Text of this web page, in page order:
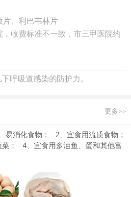
片、利巴韦林片
，收费标准不一致，市三甲医院约
呼吸道感染的防护力。
更多>>
易消化食物； 2、宜食用流质食物；
； 4、宜食用多油鱼、蛋和其他富